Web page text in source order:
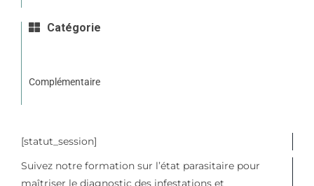
Catégorie
Complémentaire
[statut_session]
Suivez notre formation sur l’état parasitaire pour
maîtriser le diagnostic des infestations et